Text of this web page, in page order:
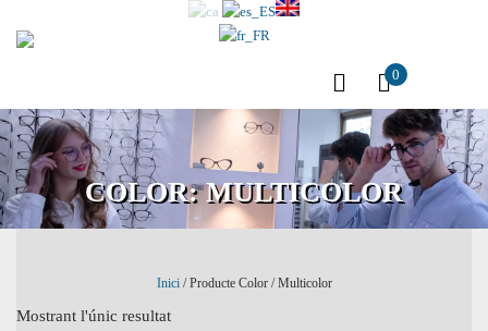
0
COLOR:MULTICOLOR
Inici/ Producte Color / Multicolor
Mostrant l'únic resultat